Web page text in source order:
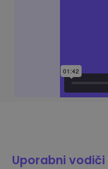
Uporabni vodiči